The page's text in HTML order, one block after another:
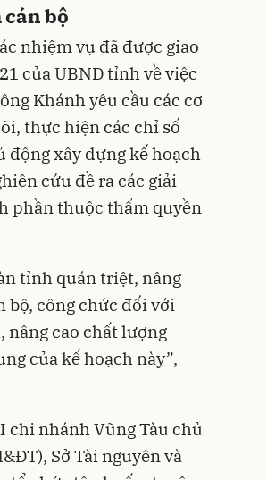
bộ
nhiệm vụ đã được giao
của UBND tỉnh về việc
Khánh yêu cầu các cơ
thực hiện các chỉ số
động xây dựng kế hoạch
cứu đề ra các giải
phần thuộc thẩm quyền
tỉnh quán triệt, nâng
bộ, công chức đối với
cao chất lượng
của kế hoạch này”,
chi nhánh Vũng Tàu chủ
Sở Tài nguyên và